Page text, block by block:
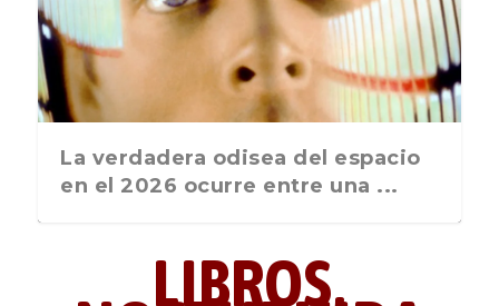
La última postal de la temporada
nos recuerda que nos vamos ...
La verdadera odisea del espacio
en el 2026 ocurre entre una ...
LIBROS,